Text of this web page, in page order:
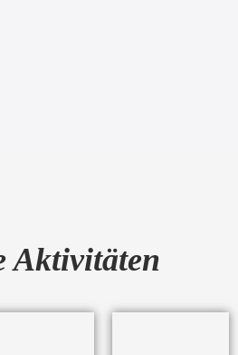
Aktivitäten